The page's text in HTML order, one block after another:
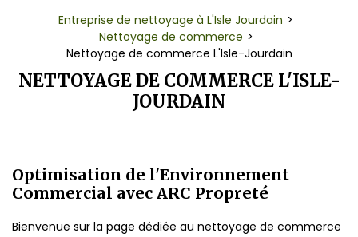
Entreprise de nettoyage à L'Isle Jourdain
Nettoyage de commerce
Nettoyage de commerce L'Isle-Jourdain
NETTOYAGE DE COMMERCE L'ISLE-
JOURDAIN
Optimisation de l'Environnement
Commercial avec ARC Propreté
Bienvenue sur la page dédiée au nettoyage de commerce